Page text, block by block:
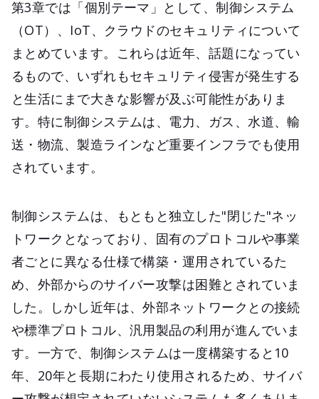
第3章では「個別テーマ」として、制御システム
（OT）、IoT、クラウドのセキュリティについて
まとめています。これらは近年、話題になってい
るもので、いずれもセキュリティ侵害が発生する
と生活にまで大きな影響が及ぶ可能性がありま
す。特に制御システムは、電力、ガス、水道、輸
送・物流、製造ラインなど重要インフラでも使用
されています。
制御システムは、もともと独立した"閉じた"ネッ
トワークとなっており、固有のプロトコルや事業
者ごとに異なる仕様で構築・運用されているた
め、外部からのサイバー攻撃は困難とされていま
した。しかし近年は、外部ネットワークとの接続
や標準プロトコル、汎用製品の利用が進んでいま
す。一方で、制御システムは一度構築すると10
年、20年と長期にわたり使用されるため、サイバ